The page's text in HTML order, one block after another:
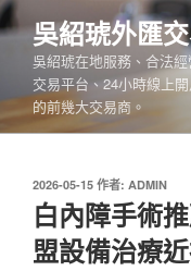
跳
至
內
吳紹琥外匯
吳紹琥在地服務、合法
交易平台、24小時線上
的前幾大交易商。
發
佈
於
2026-05-15 作者: ADMIN
白內障手術
盟設備治療